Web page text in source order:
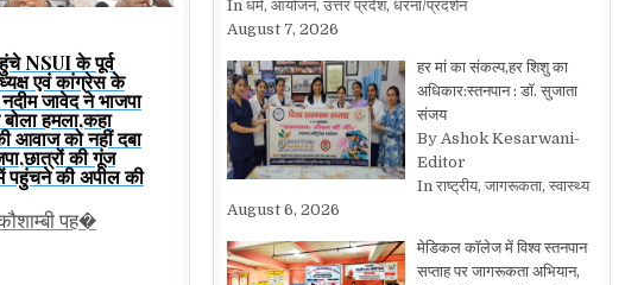
NSUI के पूर्व
एवं कांग्रेस के
नदीम जावेद ने भाजपा
हमला,कहा
आवाज को नहीं दबा
की गूंज
पहुंचने की अपील की
पह�
In धर्म, आयोजन, उत्तर प्रदेश, धरना/प्रदर्शन
August 7, 2026
हर मां का संकल्प,हर शिशु का
अधिकार:स्तनपान : डॉ. सुजाता
संजय
By Ashok Kesarwani-
Editor
In राष्ट्रीय, जागरूकता, स्वास्थ्य
August 6, 2026
मेडिकल कॉलेज में विश्व स्तनपान
सप्ताह पर जागरूकता अभियान,